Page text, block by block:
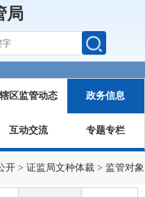
局
辖区监管动态 政务信息
互动交流 专题专栏
开 > 证监局文种体裁 > 监管对象